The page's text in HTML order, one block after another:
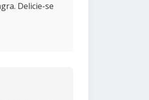
Delicie-se